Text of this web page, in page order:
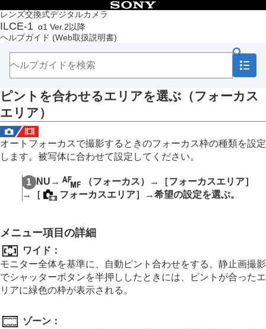
レンズ交換式デジタルカメラ
ILCE-1 α1 Ver.2以降
ヘルプガイド (Web取扱説明書)
目次
トップページ
ヘルプガイドの使いかた
本体と付属品を確認する
本機の基本操作
準備/基本的な撮影
MENU一覧から機能を探す
撮影機能を活用する
この章の目次
撮影モードを選ぶ
ピント合わせの方法を選ぶ（
フォーカスモー
ド）
被写体を追尾する（トラッキング）
ダイレクトマニュアルフォーカス（
顔/瞳AF
フォーカス機能を使う
露出/測光を調整する
ホワイトバランス
ピントを合わせるエリアを選ぶ（フォーカス
エリア）
オートフォーカスで撮影するときのフォーカス枠の種類を設定
します。被写体に合わせて設定してください。
MENU → （フォーカス）→
［フォーカスエリア］
→
［ フォーカスエリア］ →希望の設定を選ぶ。
メニュー項目の詳細
ワイド：
モニター全体を基準に、自動ピント合わせをする。静止画撮影
でシャッターボタンを半押ししたときには、ピントが合ったエ
リアに緑色の枠が表示される。
ゾーン ：